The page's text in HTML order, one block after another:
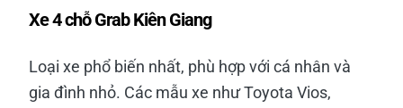
Xe 4 chỗ Grab Kiên Giang
Loại xe phổ biến nhất, phù hợp với cá nhân và
gia đình nhỏ. Các mẫu xe như Toyota Vios,